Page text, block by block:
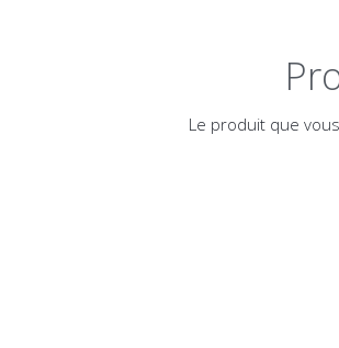
Le produit que